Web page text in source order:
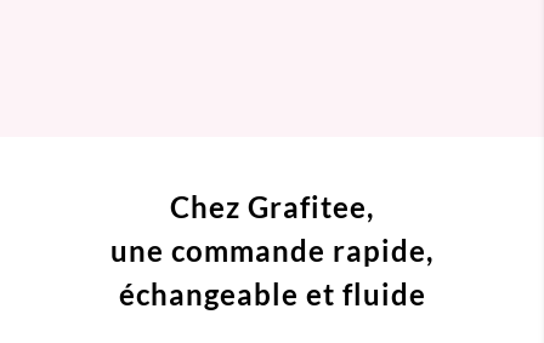
Chez Grafitee,
une commande rapide,
échangeable et fluide